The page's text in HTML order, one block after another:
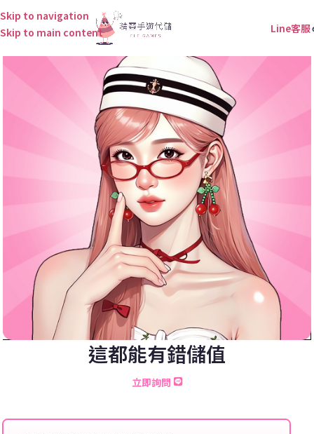
Skip to navigation
Skip to main content
Line客服
這都能有錯儲值
立即詢問